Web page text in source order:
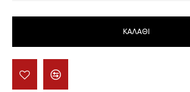
ΚΑΛΆΘΙ